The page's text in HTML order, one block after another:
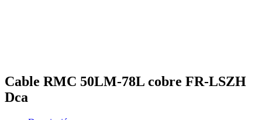
Cable RMC 50LM-78L cobre FR-LSZH
Dca